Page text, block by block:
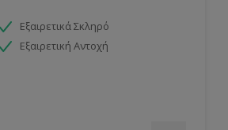
Εξαιρετικά Σκληρό
Εξαιρετική Αντοχή